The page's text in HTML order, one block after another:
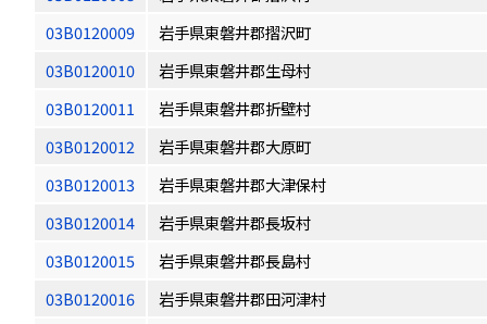
03B0120009
岩手県東磐井郡摺沢町
03B0120010
岩手県東磐井郡生母村
03B0120011
岩手県東磐井郡折壁村
03B0120012
岩手県東磐井郡大原町
03B0120013
岩手県東磐井郡大津保村
03B0120014
岩手県東磐井郡長坂村
03B0120015
岩手県東磐井郡長島村
03B0120016
岩手県東磐井郡田河津村